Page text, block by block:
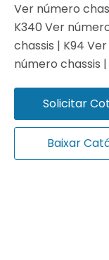
Ver número
K340 Ver
chassis | K94
número chassis
Solicitar
Baixar